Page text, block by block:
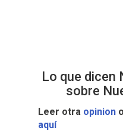
Lo que dicen
sobre
Leer otra opinion
aquí